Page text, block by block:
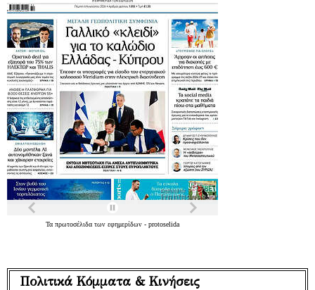
Τα πρωτοσέλιδα των εφημερίδων - protoselida
Πολιτικά Κόμματα & Κινήσεις